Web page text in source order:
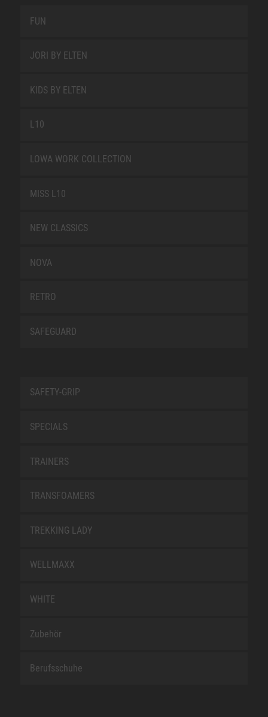
FUN
JORI BY ELTEN
KIDS BY ELTEN
L10
LOWA WORK COLLECTION
MISS L10
NEW CLASSICS
NOVA
RETRO
SAFEGUARD
SAFETY-GRIP
SPECIALS
TRAINERS
TRANSFOAMERS
TREKKING LADY
WELLMAXX
WHITE
Zubehör
Berufsschuhe